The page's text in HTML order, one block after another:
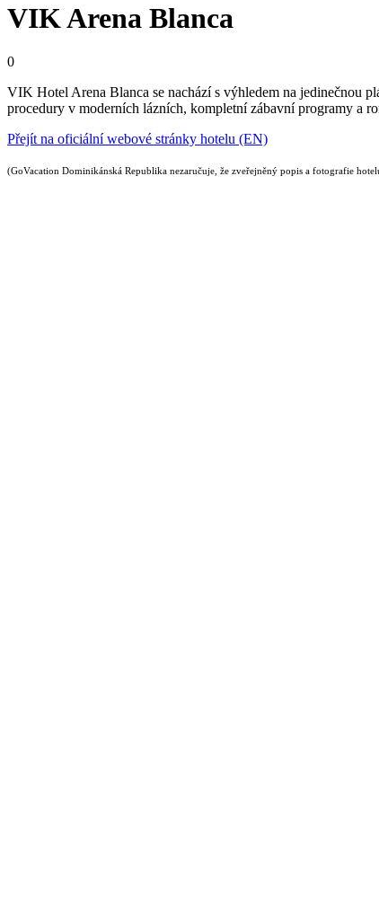
VIK Arena Blanca
0
VIK Hotel Arena Blanca se nachází s výhledem na jedinečnou
procedury v moderních lázních, kompletní zábavní programy a
Přejít na oficiální webové stránky hotelu (EN)
(GoVacation Dominikánská Republika nezaručuje, že zveřejněný popis a fotografie